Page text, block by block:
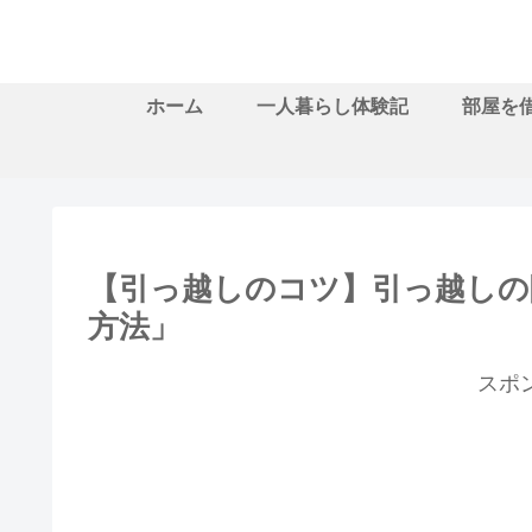
ホーム 一人暮らし体験記 部屋を
【引っ越しのコツ】引っ越し
方法」
スポ